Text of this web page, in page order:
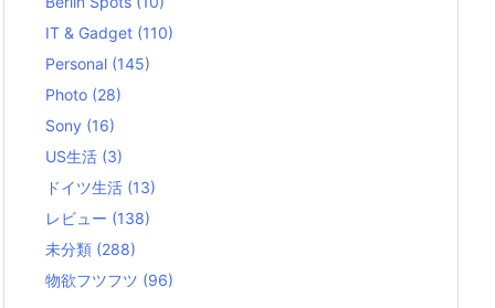
IT & Gadget (110)
Personal (145)
Photo (28)
Sony (16)
US生活 (3)
ドイツ生活 (13)
レビュー (138)
未分類 (288)
物欲フツフツ (96)